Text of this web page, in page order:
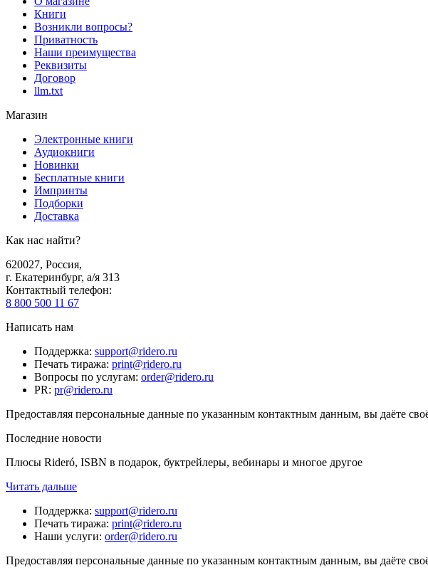
Книги
Возникли вопросы?
Приватность
Наши преимущества
Реквизиты
Договор
llm.txt
Магазин
Электронные книги
Аудиокниги
Новинки
Бесплатные книги
Импринты
Подборки
Доставка
Как нас найти?
620027, Россия,
г. Екатеринбург, а/я 313
Контактный телефон:
8 800 500 11 67
Написать нам
Поддержка: support@ridero.ru
Печать тиража: print@ridero.ru
Вопросы по услугам: order@ridero.ru
PR: pr@ridero.ru
Предоставляя персональные данные по указанным контактным данным, вы даёте
Последние новости
Плюсы Rideró, ISBN в подарок, буктрейлеры, вебинары и многое другое
Читать дальше
Поддержка: support@ridero.ru
Печать тиража: print@ridero.ru
Наши услуги: order@ridero.ru
Предоставляя персональные данные по указанным контактным данным, вы даёте